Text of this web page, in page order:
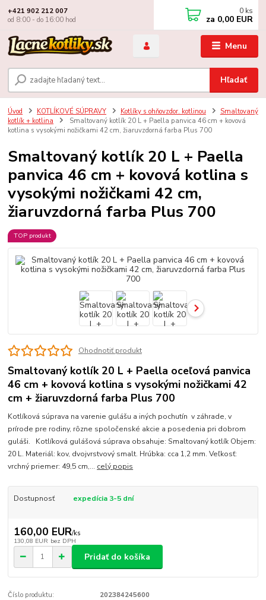
Menu
Hľadať
+421 902 212 007
od 8:00 - do 16:00 hod
0 ks
za 0,00 EUR
Úvod KOTLÍKOVÉ SÚPRAVY Kotlíky s ohňovzdor. kotlinou
Smaltovaný
kotlík + kotlina
Smaltovaný kotlík 20 L + Paella panvica 46 cm + kovová
kotlina s vysokými nožičkami 42 cm, žiaruvzdorná farba Plus 700
Smaltovaný kotlík 20 L + Paella
panvica 46 cm + kovová kotlina s
vysokými nožičkami 42 cm,
žiaruvzdorná farba Plus 700
TOP produkt
Ohodnotiť produkt
Smaltovaný kotlík 20 L + Paella oceľová panvica
46 cm + kovová kotlina s vysokými nožičkami 42
cm + žiaruvzdorná farba Plus 700
Kotlíková súprava na varenie gulášu a iných pochutín v záhrade, v
prírode pre rodiny, rôzne spoločenské akcie a posedenia pri dobrom
guláši. Kotlíková gulášová súprava obsahuje: Smaltovaný kotlík Objem:
20 L. Materiál: kov, dvojvrstvový smalt. Hrúbka: cca 1,2 mm. Veľkosť:
vrchný priemer: 49,5 cm,... celý popis
Dostupnosť expedícia 3-5 dní
160,00 EUR/ks
130,08 EUR bez DPH
Pridať do košíka
Číslo produktu:
202384245600